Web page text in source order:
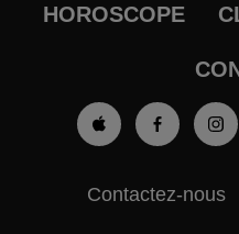
HOROSCOPE
Contactez-nous